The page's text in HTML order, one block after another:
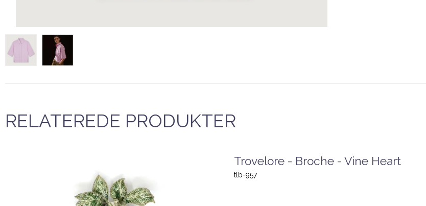
RELATEREDE PRODUKTER
Trovelore - Broche - Vine Heart
tlb-957